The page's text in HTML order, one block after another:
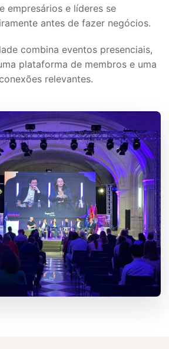
empresários e líderes se
antes de fazer negócios.
combina eventos presenciais,
plataforma de membros e uma
relevantes.